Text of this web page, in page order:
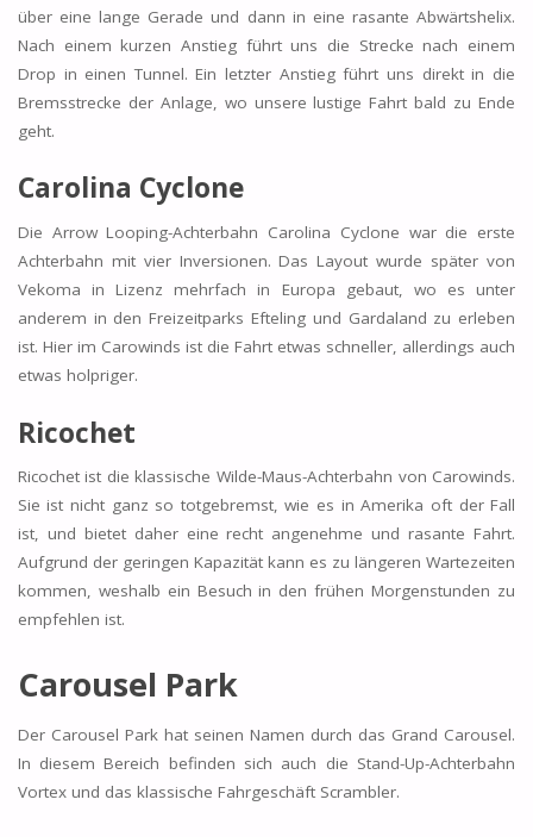
über eine lange Gerade und dann in eine rasante Abwärtshelix.
Nach einem kurzen Anstieg führt uns die Strecke nach einem
Drop in einen Tunnel. Ein letzter Anstieg führt uns direkt in die
Bremsstrecke der Anlage, wo unsere lustige Fahrt bald zu Ende
geht.
Carolina Cyclone
Die Arrow Looping-Achterbahn Carolina Cyclone war die erste
Achterbahn mit vier Inversionen. Das Layout wurde später von
Vekoma in Lizenz mehrfach in Europa gebaut, wo es unter
anderem in den Freizeitparks Efteling und Gardaland zu erleben
ist. Hier im Carowinds ist die Fahrt etwas schneller, allerdings auch
etwas holpriger.
Ricochet
Ricochet ist die klassische Wilde-Maus-Achterbahn von Carowinds.
Sie ist nicht ganz so totgebremst, wie es in Amerika oft der Fall
ist, und bietet daher eine recht angenehme und rasante Fahrt.
Aufgrund der geringen Kapazität kann es zu längeren Wartezeiten
kommen, weshalb ein Besuch in den frühen Morgenstunden zu
empfehlen ist.
Carousel Park
Der Carousel Park hat seinen Namen durch das Grand Carousel.
In diesem Bereich befinden sich auch die Stand-Up-Achterbahn
Vortex und das klassische Fahrgeschäft Scrambler.